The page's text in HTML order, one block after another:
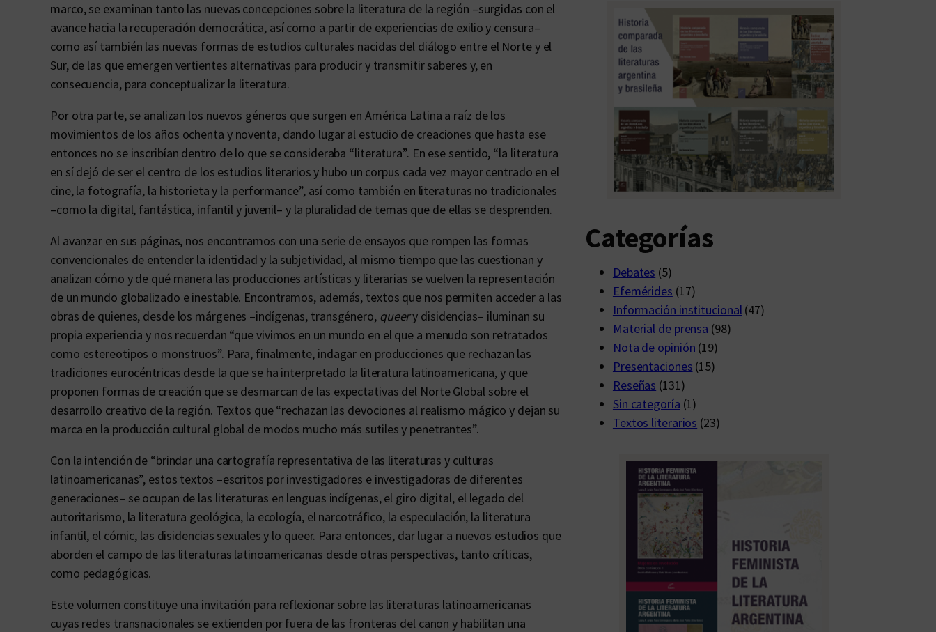
marco, se examinan tanto las nuevas concepciones sobre la literatura de la región –surgidas con el
avance hacia la recuperación democrática, así como a partir de experiencias de exilio y censura–
como así también las nuevas formas de estudios culturales nacidas del diálogo entre el Norte y el
Sur, de las que emergen vertientes alternativas para producir y transmitir saberes y, en
consecuencia, para conceptualizar la literatura.
Por otra parte, se analizan los nuevos géneros que surgen en América Latina a raíz de los
movimientos de los años ochenta y noventa, dando lugar al estudio de creaciones que hasta ese
entonces no se inscribían dentro de lo que se consideraba “literatura”. En ese sentido, “la literatura
en sí dejó de ser el centro de los estudios literarios y hubo un corpus cada vez mayor centrado en el
cine, la fotografía, la historieta y la performance”, así como también en literaturas no tradicionales
–como la digital, fantástica, infantil y juvenil– y la pluralidad de temas que de ellas se desprenden.
Al avanzar en sus páginas, nos encontramos con una serie de ensayos que rompen las formas
convencionales de entender la identidad y la subjetividad, al mismo tiempo que las cuestionan y
analizan cómo y de qué manera las producciones artísticas y literarias se vuelven la representación
de un mundo globalizado e inestable. Encontramos, además, textos que nos permiten acceder a las
obras de quienes, desde los márgenes –indígenas, transgénero, queery disidencias– iluminan su
propia experiencia y nos recuerdan “que vivimos en un mundo en el que a menudo son retratados
como estereotipos o monstruos”. Para, finalmente, indagar en producciones que rechazan las
tradiciones eurocéntricas desde la que se ha interpretado la literatura latinoamericana, y que
proponen formas de creación que se desmarcan de las expectativas del Norte Global sobre el
desarrollo creativo de la región. Textos que “rechazan las devociones al realismo mágico y dejan su
marca en la producción cultural global de modos mucho más sutiles y penetrantes”.
Con la intención de “brindar una cartografía representativa de las literaturas y culturas
latinoamericanas”, estos textos –escritos por investigadores e investigadoras de diferentes
generaciones– se ocupan de las literaturas en lenguas indígenas, el giro digital, el legado del
autoritarismo, la literatura geológica, la ecología, el narcotráfico, la especulación, la literatura
infantil, el cómic, las disidencias sexuales y lo queer. Para entonces, dar lugar a nuevos estudios que
aborden el campo de las literaturas latinoamericanas desde otras perspectivas, tanto críticas,
como pedagógicas.
Este volumen constituye una invitación para reflexionar sobre las literaturas latinoamericanas
cuyas redes transnacionales se extienden por fuera de las fronteras del canon y habilitan una
Categorías
Debates (5)
Efemérides (17)
Información institucional(47)
Material de prensa (98)
Nota de opinión (19)
Presentaciones (15)
Reseñas (131)
Sin categoría (1)
Textos literarios (23)